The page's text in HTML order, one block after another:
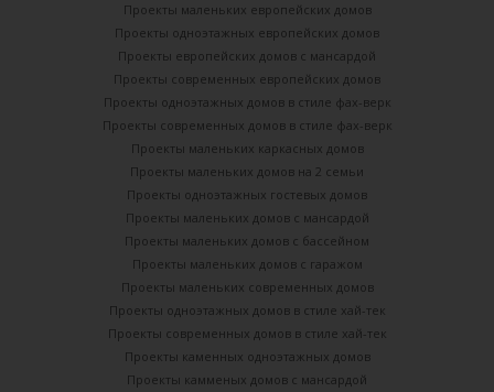
Проекты маленьких европейских домов
Проекты одноэтажных европейских домов
Проекты европейских домов с мансардой
Проекты современных европейских домов
Проекты одноэтажных домов в стиле фах-верк
Проекты современных домов в стиле фах-верк
Проекты маленьких каркасных домов
Проекты маленьких домов на 2 семьи
Проекты одноэтажных гостевых домов
Проекты маленьких домов с мансардой
Проекты маленьких домов с бассейном
Проекты маленьких домов с гаражом
Проекты маленьких современных домов
Проекты одноэтажных домов в стиле хай-тек
Проекты современных домов в стиле хай-тек
Проекты каменных одноэтажных домов
Проекты камменых домов с мансардой